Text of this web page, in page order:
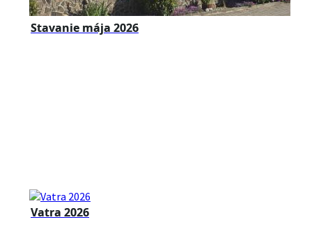
Stavanie mája 2026
Vatra 2026